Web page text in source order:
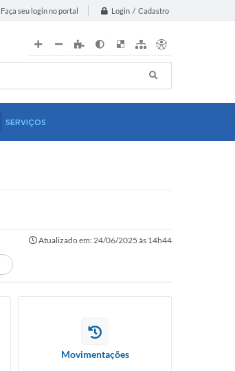
Faça seu login no portal Login / Cadastro
SERVIÇOS
Atualizado em: 24/06/2025 às 14h44
Movimentações